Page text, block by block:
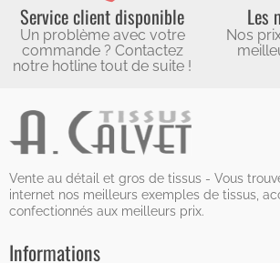
Service client disponible
Un problème avec votre
commande ? Contactez
notre hotline tout de suite !
Les
Nos
Vente au détail et gros de tissus - Vous
internet nos meilleurs exemples de tissus,
confectionnés aux meilleurs prix.
Informations